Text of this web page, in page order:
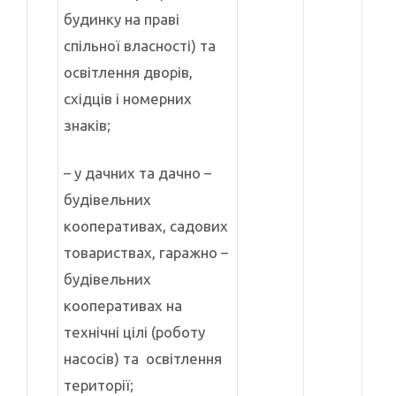
будинку на праві
спільної власності) та
освітлення дворів,
східців і номерних
знаків;
– у дачних та дачно –
будівельних
кооперативах, садових
товариствах, гаражно –
будівельних
кооперативах на
технічні цілі (роботу
насосів) та освітлення
території;